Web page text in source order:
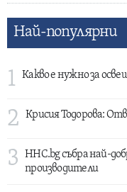
Най-популярни
1 Какво е нужно за
2 Крисия Тодорова:
3
HHC.bg събра най-
производители